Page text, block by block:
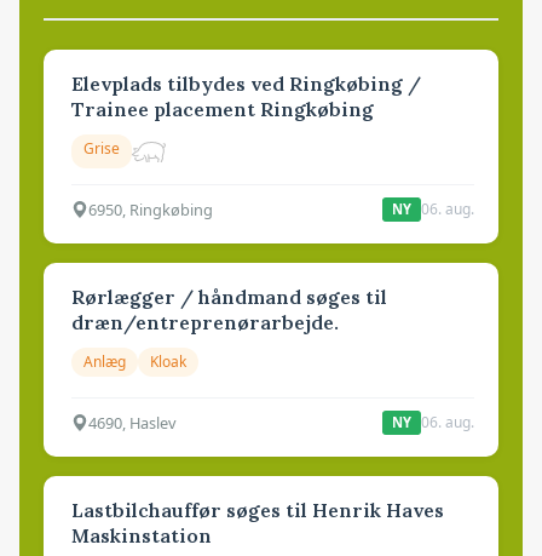
Elevplads tilbydes ved Ringkøbing /
Trainee placement Ringkøbing
Grise
6950, Ringkøbing NY 06. aug.
Rørlægger / håndmand søges til
dræn/entreprenørarbejde.
Anlæg Kloak
4690, Haslev NY 06. aug.
Lastbilchauffør søges til Henrik Haves
Maskinstation